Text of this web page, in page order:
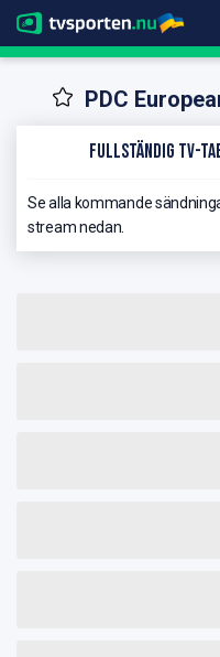
PDC
Fullständig TV-
Se alla kommande
stream nedan.